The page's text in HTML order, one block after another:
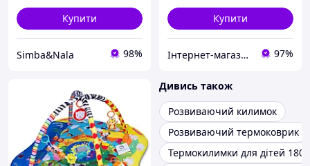
Купити
Simba&Nala 98%
Купити
Інтернет-магазин "Астрокомфорт" 97%
Дивись також
Розвиваючий килимок
Розвиваючий термоковрик
Термокилимки для дітей 180